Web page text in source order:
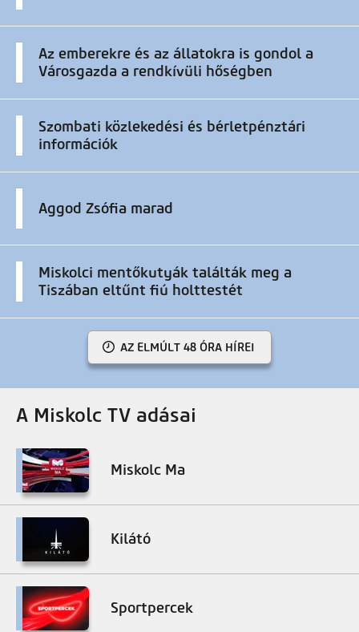
Az emberekre és az állatokra is gondol a
Városgazda a rendkívüli hőségben
Szombati közlekedési és bérletpénztári
információk
Aggod Zsófia marad
Miskolci mentőkutyák találták meg a
Tiszában eltűnt fiú holttestét
AZ ELMÚLT 48 ÓRA HÍREI
A Miskolc TV adásai
Miskolc Ma
Kilátó
Sportpercek